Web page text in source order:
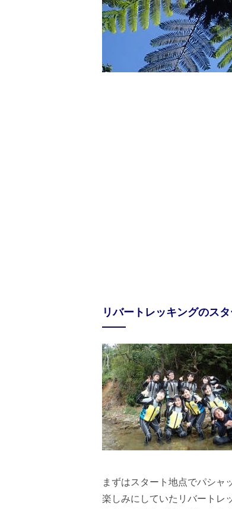
リバートレッキングのスタ
まずはスタート地点でパシャ
楽しみにしていたリバートレ